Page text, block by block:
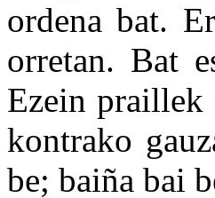
ordena bat.
orretan. Bat
Ezein praillek
kontrako
be; baiña bai